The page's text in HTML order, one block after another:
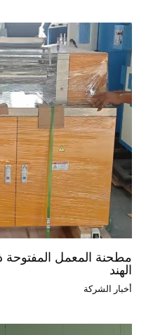
مطحنة المعمل المفتوحة
الهند
أخبار الشركة